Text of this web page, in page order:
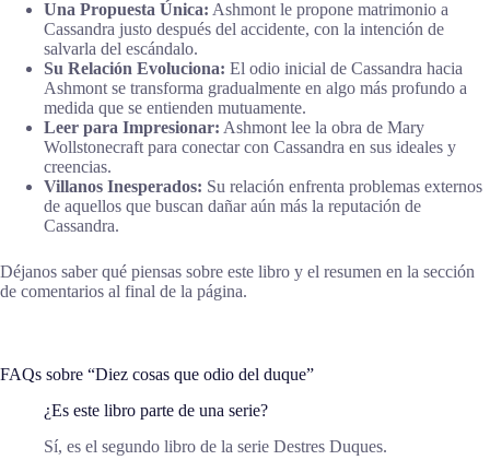
Una Propuesta Única: Ashmont le propone matrimonio a
Cassandra justo después del accidente, con la intención de
salvarla del escándalo.
Su Relación Evoluciona: El odio inicial de Cassandra hacia
Ashmont se transforma gradualmente en algo más profundo a
medida que se entienden mutuamente.
Leer para Impresionar: Ashmont lee la obra de Mary
Wollstonecraft para conectar con Cassandra en sus ideales y
creencias.
Villanos Inesperados: Su relación enfrenta problemas externos
de aquellos que buscan dañar aún más la reputación de
Cassandra.
Déjanos saber qué piensas sobre este libro y el resumen en la sección
de comentarios al final de la página.
FAQs sobre “Diez cosas que odio del duque”
¿Es este libro parte de una serie?
Sí, es el segundo libro de la serie Destres Duques.